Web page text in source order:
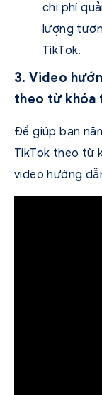
chi phí
lượng
TikTok.
3. Video
theo từ khóa
Để giúp bạn
TikTok theo từ
video hướng